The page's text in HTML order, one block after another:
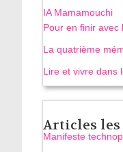
IA Mamamouchi
Pour en finir avec
La quatrième
Lire et vivre dans
Articles
Manifeste